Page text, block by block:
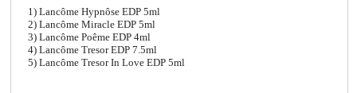
1) Lancôme Hypnôse EDP 5ml
2) Lancôme Miracle EDP 5ml
3) Lancôme Poême EDP 4ml
4) Lancôme Tresor EDP 7.5ml
5) Lancôme Tresor In Love EDP 5ml